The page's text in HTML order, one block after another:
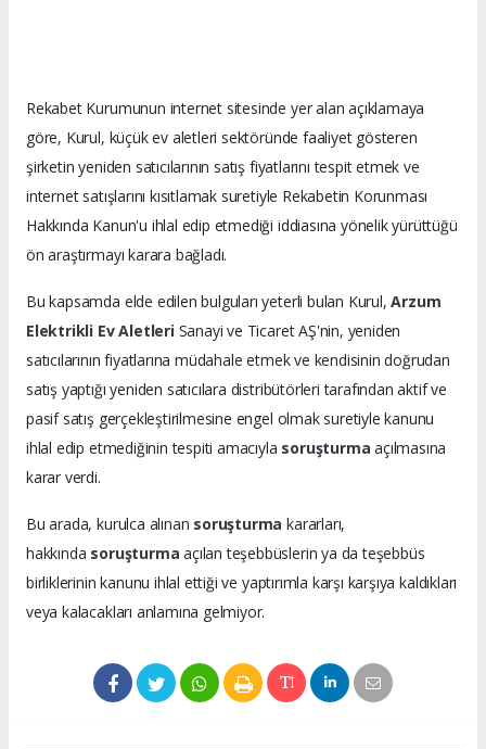
Rekabet Kurumunun internet sitesinde yer alan açıklamaya
göre, Kurul, küçük ev aletleri sektöründe faaliyet gösteren
şirketin yeniden satıcılarının satış fiyatlarını tespit etmek ve
internet satışlarını kısıtlamak suretiyle Rekabetin Korunması
Hakkında Kanun'u ihlal edip etmediği iddiasına yönelik yürüttüğü
ön araştırmayı karara bağladı.
Bu kapsamda elde edilen bulguları yeterli bulan Kurul,Arzum
Elektrikli Ev Aletleri Sanayi ve Ticaret AŞ'nin, yeniden
satıcılarının fiyatlarına müdahale etmek ve kendisinin doğrudan
satış yaptığı yeniden satıcılara distribütörleri tarafından aktif ve
pasif satış gerçekleştirilmesine engel olmak suretiyle kanunu
ihlal edip etmediğinin tespiti amacıyla soruşturmaaçılmasına
karar verdi.
Bu arada, kurulca alınan soruşturmakararları,
hakkında soruşturmaaçılan teşebbüslerin ya da teşebbüs
birliklerinin kanunu ihlal ettiği ve yaptırımla karşı karşıya kaldıkları
veya kalacakları anlamına gelmiyor.